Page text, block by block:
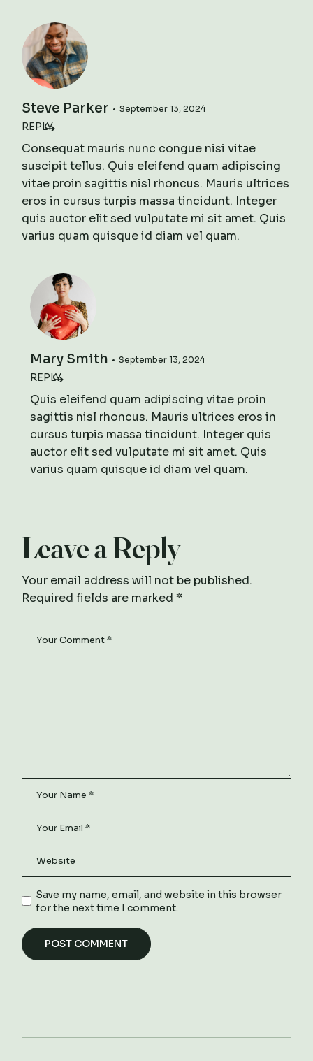
Steve Parker September 13, 2024
REPLY
Consequat mauris nunc congue nisi vitae
suscipit tellus. Quis eleifend quam adipiscing
vitae proin sagittis nisl rhoncus. Mauris ultrices
eros in cursus turpis massa tincidunt. Integer
quis auctor elit sed vulputate mi sit amet. Quis
varius quam quisque id diam vel quam.
Mary Smith September 13, 2024
REPLY
Quis eleifend quam adipiscing vitae proin
sagittis nisl rhoncus. Mauris ultrices eros in
cursus turpis massa tincidunt. Integer quis
auctor elit sed vulputate mi sit amet. Quis
varius quam quisque id diam vel quam.
Leave a Reply
Your email address will not be published.
Required fields are marked*
Save my name, email, and website in this browser
for the next time I comment.
POST COMMENT